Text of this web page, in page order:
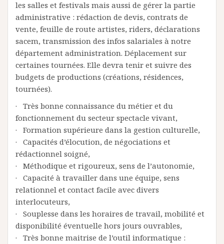
les salles et festivals mais aussi de gérer la partie
administrative : rédaction de devis, contrats de
vente, feuille de route artistes, riders, déclarations
sacem, transmission des infos salariales à notre
département administration. Déplacement sur
certaines tournées. Elle devra tenir et suivre des
budgets de productions (créations, résidences,
tournées).
· Très bonne connaissance du métier et du
fonctionnement du secteur spectacle vivant,
· Formation supérieure dans la gestion culturelle,
· Capacités d’élocution, de négociations et
rédactionnel soigné,
· Méthodique et rigoureux, sens de l’autonomie,
· Capacité à travailler dans une équipe, sens
relationnel et contact facile avec divers
interlocuteurs,
· Souplesse dans les horaires de travail, mobilité et
disponibilité éventuelle hors jours ouvrables,
· Très bonne maitrise de l’outil informatique :